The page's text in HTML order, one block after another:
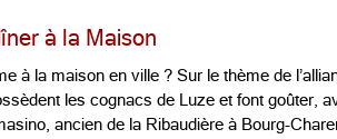
à la Maison
à la maison en ville ? Sur le thème de
les cognacs de Luze et font goûter,
ancien de la Ribaudière à Bourg-